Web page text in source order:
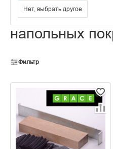
Нет, выбрать другое
Инструменты
напольных
Фильтр